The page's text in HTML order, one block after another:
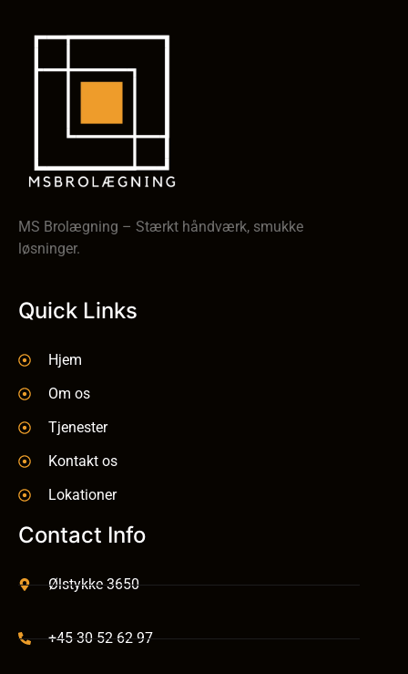
MS Brolægning – Stærkt håndværk, smukke
løsninger.
Quick Links
Hjem
Om os
Tjenester
Kontakt os
Lokationer
Contact Info
Ølstykke 3650
+45 30 52 62 97